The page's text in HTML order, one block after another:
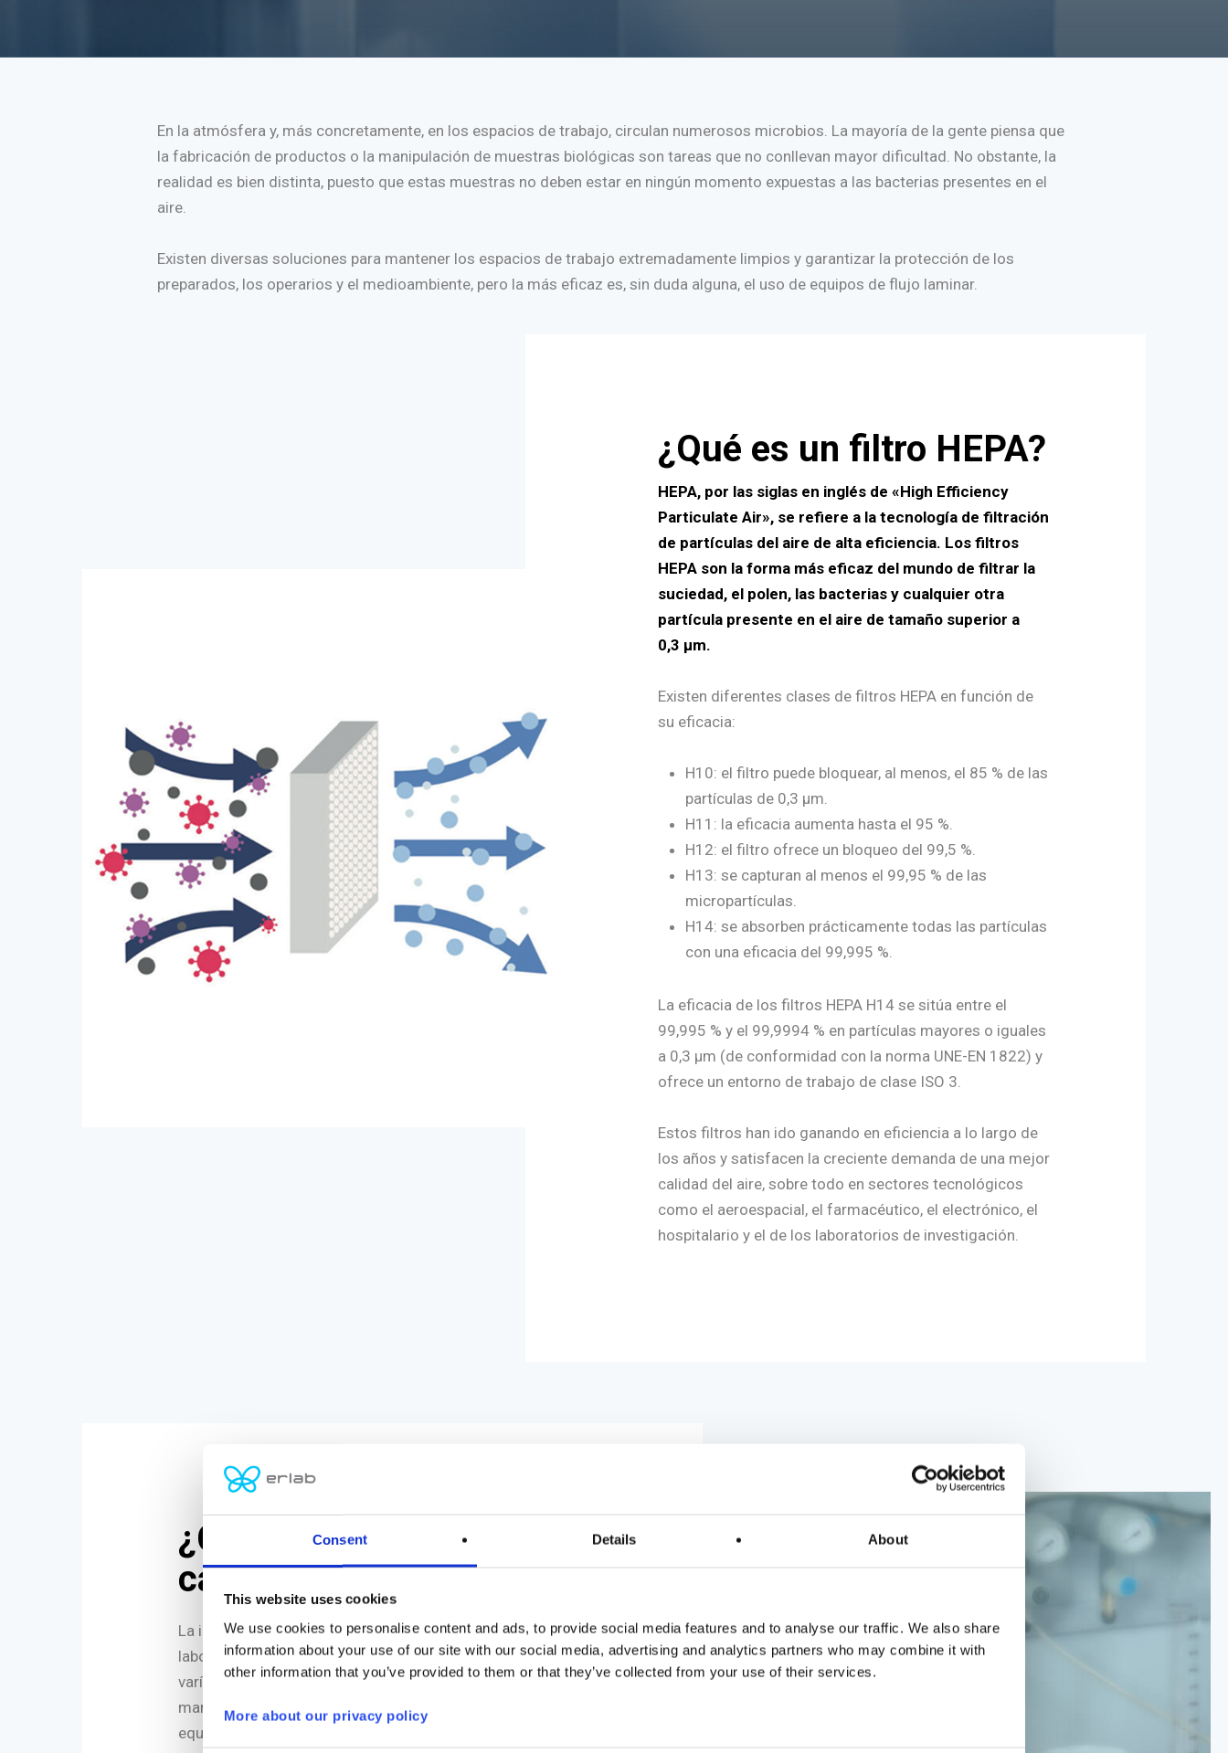
Consent Details About
This website uses cookies
We use cookies to personalise content and ads, to provide social media features and to analyse our traffic. We also share
information about your use of our site with our social media, advertising and analytics partners who may combine it with
other information that you’ve provided to them or that they’ve collected from your use of their services.
More about our privacy policy
En la atmósfera y, más concretamente, en los espacios de trabajo, circulan numerosos microbios. La mayoría de la gente piensa que
la fabricación de productos o la manipulación de muestras biológicas son tareas que no conllevan mayor dificultad. No obstante, la
realidad es bien distinta, puesto que estas muestras no deben estar en ningún momento expuestas a las bacterias presentes en el
aire.
Existen diversas soluciones para mantener los espacios de trabajo extremadamente limpios y garantizar la protección de los
preparados, los operarios y el medioambiente, pero la más eficaz es, sin duda alguna, el uso de equipos de flujo laminar.
¿Qué es un filtro HEPA?
HEPA, por las siglas en inglés de «High Efficiency
Particulate Air», se refiere a la tecnología de filtración
de partículas del aire de alta eficiencia. Los filtros
HEPA son la forma más eficaz del mundo de filtrar la
suciedad, el polen, las bacterias y cualquier otra
partícula presente en el aire de tamaño superior a
0,3 µm.
Existen diferentes clases de filtros HEPA en función de
su eficacia:
H10: el filtro puede bloquear, al menos, el 85 % de las
partículas de 0,3 µm.
H11: la eficacia aumenta hasta el 95 %.
H12: el filtro ofrece un bloqueo del 99,5 %.
H13: se capturan al menos el 99,95 % de las
micropartículas.
H14: se absorben prácticamente todas las partículas
con una eficacia del 99,995 %.
La eficacia de los filtros HEPA H14 se sitúa entre el
99,995 % y el 99,9994 % en partículas mayores o iguales
a 0,3 µm (de conformidad con la norma UNE-EN 1822) y
ofrece un entorno de trabajo de clase ISO 3.
Estos filtros han ido ganando en eficiencia a lo largo de
los años y satisfacen la creciente demanda de una mejor
calidad del aire, sobre todo en sectores tecnológicos
como el aeroespacial, el farmacéutico, el electrónico, el
hospitalario y el de los laboratorios de investigación.
¿Cuánto cuesta una
cabina de flujo laminar ?
La inversión media en una cabina de flujo laminar para
laboratorio oscila entre los 3000 y los 10 000 EUR. El precio
varía en función del tipo de protección (protección de
manipulación y/o protección del operador), del tamaño del
equipo y de las opciones elegidas.